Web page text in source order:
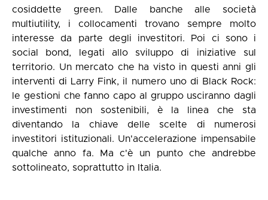
cosiddette green. Dalle banche alle società
multiutility, i collocamenti trovano sempre molto
interesse da parte degli investitori. Poi ci sono i
social bond, legati allo sviluppo di iniziative sul
territorio. Un mercato che ha visto in questi anni gli
interventi di Larry Fink, il numero uno di Black Rock:
le gestioni che fanno capo al gruppo usciranno dagli
investimenti non sostenibili, è la linea che sta
diventando la chiave delle scelte di numerosi
investitori istituzionali. Un'accelerazione impensabile
qualche anno fa. Ma c'è un punto che andrebbe
sottolineato, soprattutto in Italia.